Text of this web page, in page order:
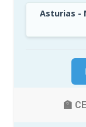
Asturias -
🏫